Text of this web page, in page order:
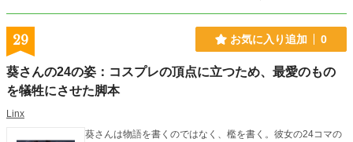
29 お気に入り追加 0
葵さんの24の姿：コスプレの頂点に立つため、最愛のもの
を犠牲にさせた脚本
Linx
葵さんは物語を書くのではなく、檻を書く。彼女の24コマの